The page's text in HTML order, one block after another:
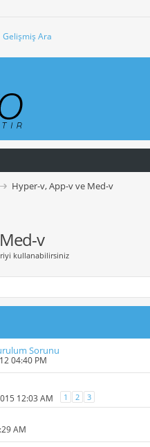
Gelişmiş Ara
Hyper-v, App-v ve Med-v
v
kullanabilirsiniz
Sorunu
04:40 PM
12:03 AM 1 2 3
AM